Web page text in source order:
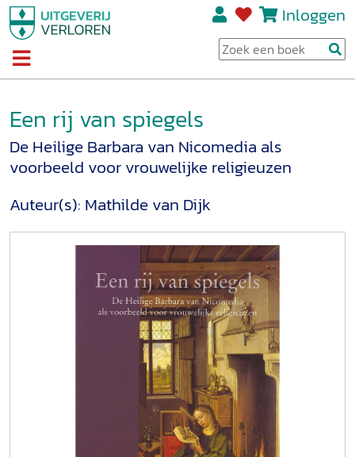
Inloggen
Een rij van spiegels
De Heilige Barbara van Nicomedia als
voorbeeld voor vrouwelijke religieuzen
Auteur(s): Mathilde van Dijk